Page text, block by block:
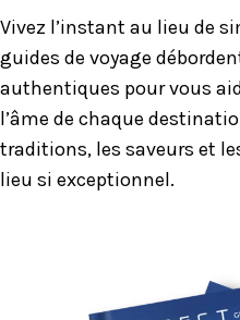
Vivez l’instant au lieu de
guides de voyage
authentiques pour vous
l’âme de chaque
traditions, les saveurs et
lieu si exceptionnel.